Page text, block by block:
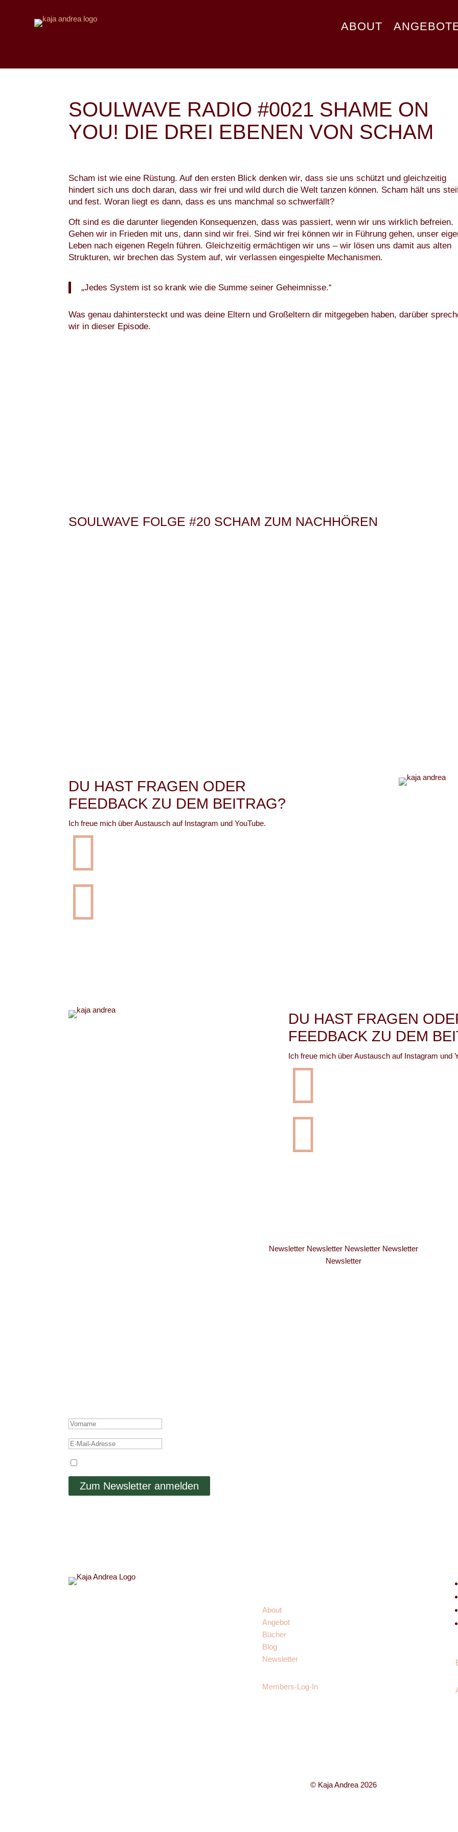
ABOUT
SOULWAVE RADIO #0021 SHAME ON
YOU! DIE DREI EBENEN VON SCHAM
Scham ist wie eine Rüstung. Auf den ersten Blick denken wir, dass sie uns schützt und gleichzeitig
hindert sich uns doch daran, dass wir frei und wild durch die Welt tanzen können. Scham hält uns
und fest. Woran liegt es dann, dass es uns manchmal so schwerfällt?
Oft sind es die darunter liegenden Konsequenzen, dass was passiert, wenn wir uns wirklich befreien.
Gehen wir in Frieden mit uns, dann sind wir frei. Sind wir frei können wir in Führung gehen, unser
Leben nach eigenen Regeln führen. Gleichzeitig ermächtigen wir uns – wir lösen uns damit aus alten
Strukturen, wir brechen das System auf, wir verlassen eingespielte Mechanismen.
„Jedes System ist so krank wie die Summe seiner Geheimnisse.“
Was genau dahintersteckt und was deine Eltern und Großeltern dir mitgegeben haben, darüber
wir in dieser Episode.
SOULWAVE FOLGE #20 SCHAM ZUM NACHHÖREN
DU HAST FRAGEN ODER
FEEDBACK ZU DEM BEITRAG?
Ich freue mich über Austausch auf Instagram und YouTube.


DU HAST FRAGEN
FEEDBACK ZU DEM
Ich freue mich über Austausch auf Instagram und


Newsletter Newsletter Newsletter Newsletter
Newsletter
Zum Newsletter anmelden
About
Angebot
Bücher
Blog
Newsletter
Members-Log-In
© Kaja Andrea 2026